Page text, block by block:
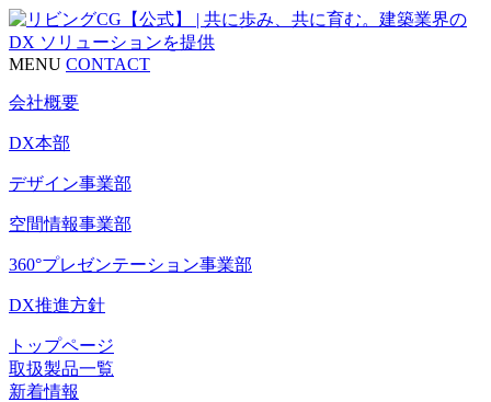
MENU CONTACT
会社概要
DX本部
デザイン事業部
空間情報事業部
360°プレゼンテーション事業部
DX推進方針
トップページ
取扱製品一覧
新着情報